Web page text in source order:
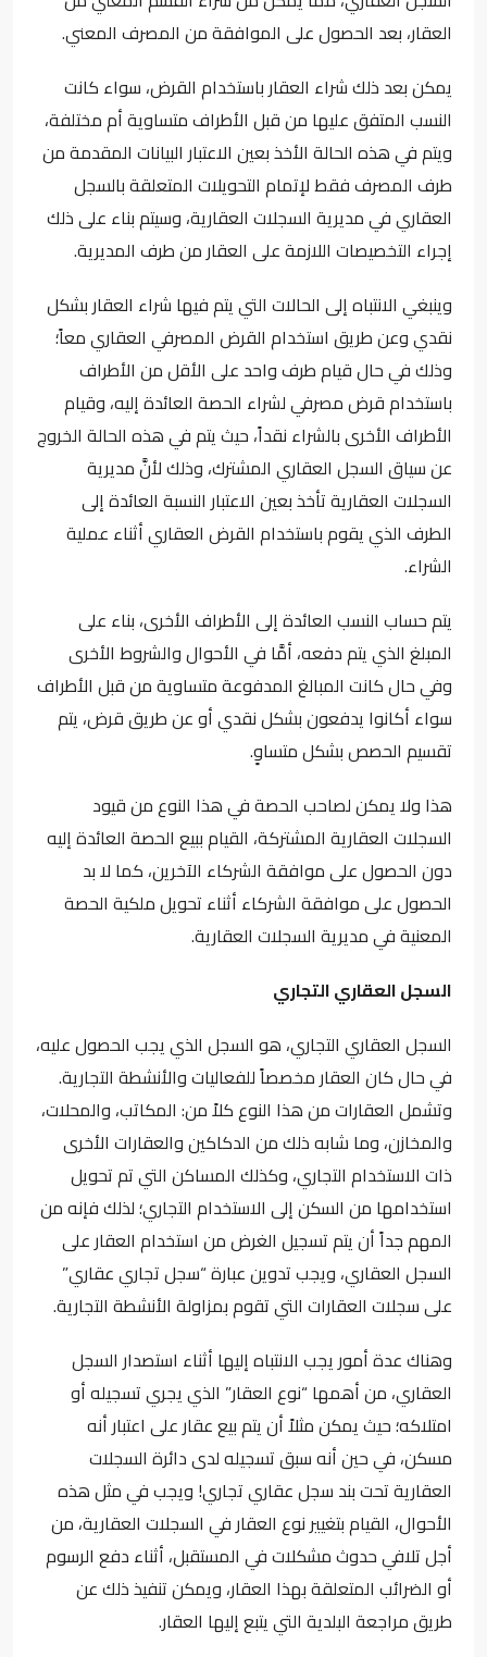
العقار، بعد الحصول على الموافقة من المصرف المعني.
يمكن بعد ذلك شراء العقار باستخدام القرض، سواء كانت
النسب المتفق عليها من قبل الأطراف متساوية أم مختلفة،
ويتم في هذه الحالة الأخذ بعين الاعتبار البيانات المقدمة من
طرف المصرف فقط لإتمام التحويلات المتعلقة بالسجل
العقاري في مديرية السجلات العقارية، وسيتم بناء على ذلك
إجراء التخصيصات اللازمة على العقار من طرف المديرية.
وينبغي الانتباه إلى الحالات التي يتم فيها شراء العقار بشكل
نقدي وعن طريق استخدام القرض المصرفي العقاري معاً؛
وذلك في حال قيام طرف واحد على الأقل من الأطراف
باستخدام قرض مصرفي لشراء الحصة العائدة إليه، وقيام
الأطراف الأخرى بالشراء نقداً، حيث يتم في هذه الحالة الخروج
عن سياق السجل العقاري المشترك، وذلك لأنَّ مديرية
السجلات العقارية تأخذ بعين الاعتبار النسبة العائدة إلى
الطرف الذي يقوم باستخدام القرض العقاري أثناء عملية
الشراء.
يتم حساب النسب العائدة إلى الأطراف الأخرى، بناء على
المبلغ الذي يتم دفعه، أمَّا في الأحوال والشروط الأخرى
وفي حال كانت المبالغ المدفوعة متساوية من قبل الأطراف
سواء أكانوا يدفعون بشكل نقدي أو عن طريق قرض، يتم
تقسيم الحصص بشكل متساوٍ.
هذا ولا يمكن لصاحب الحصة في هذا النوع من قيود
السجلات العقارية المشتركة، القيام ببيع الحصة العائدة إليه
دون الحصول على موافقة الشركاء الآخرين، كما لا بد
الحصول على موافقة الشركاء أثناء تحويل ملكية الحصة
المعنية في مديرية السجلات العقارية.
السجل العقاري التجاري
السجل العقاري التجاري، هو السجل الذي يجب الحصول عليه،
في حال كان العقار مخصصاً للفعاليات والأنشطة التجارية.
وتشمل العقارات من هذا النوع كلاً من: المكاتب، والمحلات،
والمخازن، وما شابه ذلك من الدكاكين والعقارات الأخرى
ذات الاستخدام التجاري، وكذلك المساكن التي تم تحويل
استخدامها من السكن إلى الاستخدام التجاري؛ لذلك فإنه من
المهم جداً أن يتم تسجيل الغرض من استخدام العقار على
السجل العقاري، ويجب تدوين عبارة “سجل تجاري عقاري”
على سجلات العقارات التي تقوم بمزاولة الأنشطة التجارية.
وهناك عدة أمور يجب الانتباه إليها أثناء استصدار السجل
العقاري، من أهمها “نوع العقار” الذي يجري تسجيله أو
امتلاكه؛ حيث يمكن مثلاً أن يتم بيع عقار على اعتبار أنه
مسكن، في حين أنه سبق تسجيله لدى دائرة السجلات
العقارية تحت بند سجل عقاري تجاري! ويجب في مثل هذه
الأحوال، القيام بتغيير نوع العقار في السجلات العقارية، من
أجل تلافي حدوث مشكلات في المستقبل، أثناء دفع الرسوم
أو الضرائب المتعلقة بهذا العقار، ويمكن تنفيذ ذلك عن
طريق مراجعة البلدية التي يتبع إليها العقار.